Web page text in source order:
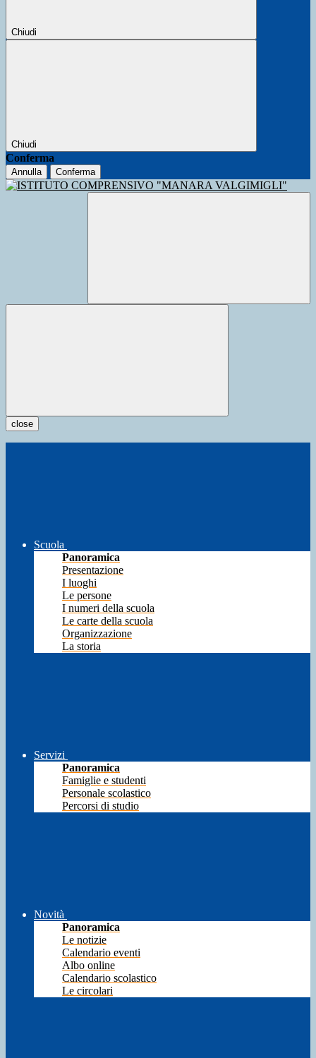
Chiudi
Chiudi
Conferma
Annulla Conferma
close
Scuola
Panoramica
Presentazione
I luoghi
Le persone
I numeri della scuola
Le carte della scuola
Organizzazione
La storia
Servizi
Panoramica
Famiglie e studenti
Personale scolastico
Percorsi di studio
Novità
Panoramica
Le notizie
Calendario eventi
Albo online
Calendario scolastico
Le circolari